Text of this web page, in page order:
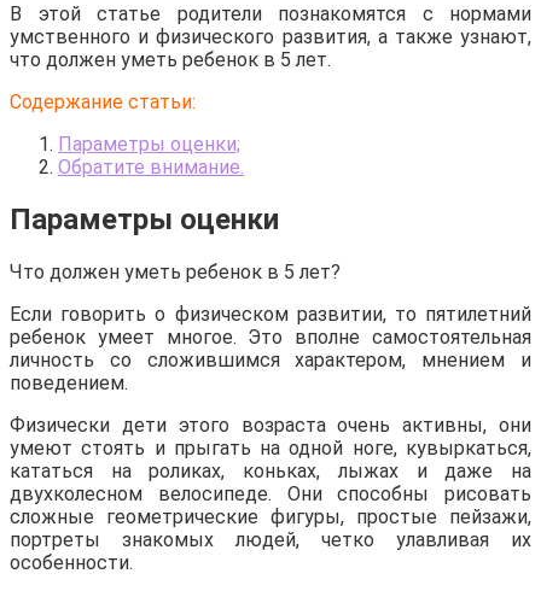
В этой статье родители познакомятся с нормами
умственного и физического развития, а также узнают,
что должен уметь ребенок в 5 лет.
Содержание статьи:
Параметры оценки;
Обратите внимание.
Параметры оценки
Что должен уметь ребенок в 5 лет?
Если говорить о физическом развитии, то пятилетний
ребенок умеет многое. Это вполне самостоятельная
личность со сложившимся характером, мнением и
поведением.
Физически дети этого возраста очень активны, они
умеют стоять и прыгать на одной ноге, кувыркаться,
кататься на роликах, коньках, лыжах и даже на
двухколесном велосипеде. Они способны рисовать
сложные геометрические фигуры, простые пейзажи,
портреты знакомых людей, четко улавливая их
особенности.